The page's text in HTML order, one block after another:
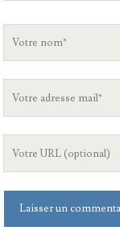
site